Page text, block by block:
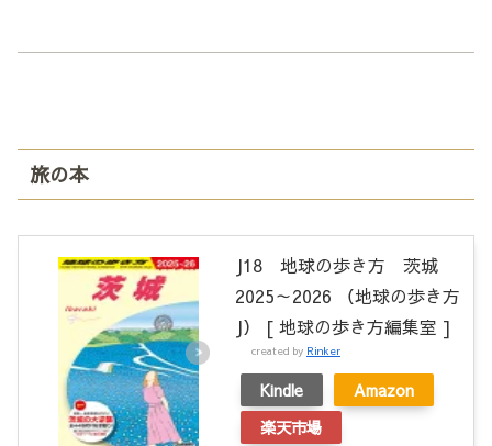
旅の本
J18 地球の歩き方 茨城
2025～2026 （地球の歩き方
J） [ 地球の歩き方編集室 ]
created by Rinker
Kindle
Amazon
楽天市場